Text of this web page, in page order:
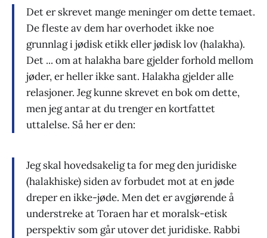
Det er skrevet mange meninger om dette temaet.
De fleste av dem har overhodet ikke noe
grunnlag i jødisk etikk eller jødisk lov (halakha).
Det ... om at halakha bare gjelder forhold mellom
jøder, er heller ikke sant. Halakha gjelder alle
relasjoner. Jeg kunne skrevet en bok om dette,
men jeg antar at du trenger en kortfattet
uttalelse. Så her er den:
Jeg skal hovedsakelig ta for meg den juridiske
(halakhiske) siden av forbudet mot at en jøde
dreper en ikke-jøde. Men det er avgjørende å
understreke at Toraen har et moralsk-etisk
perspektiv som går utover det juridiske. Rabbi